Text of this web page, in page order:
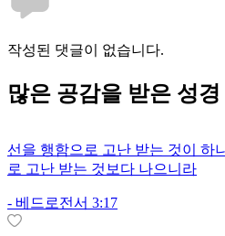
작성된 댓글이 없습니다.
많은 공감을 받은 성경
선을 행함으로 고난 받는 것이 하
로 고난 받는 것보다 나으니라
- 베드로전서 3:17